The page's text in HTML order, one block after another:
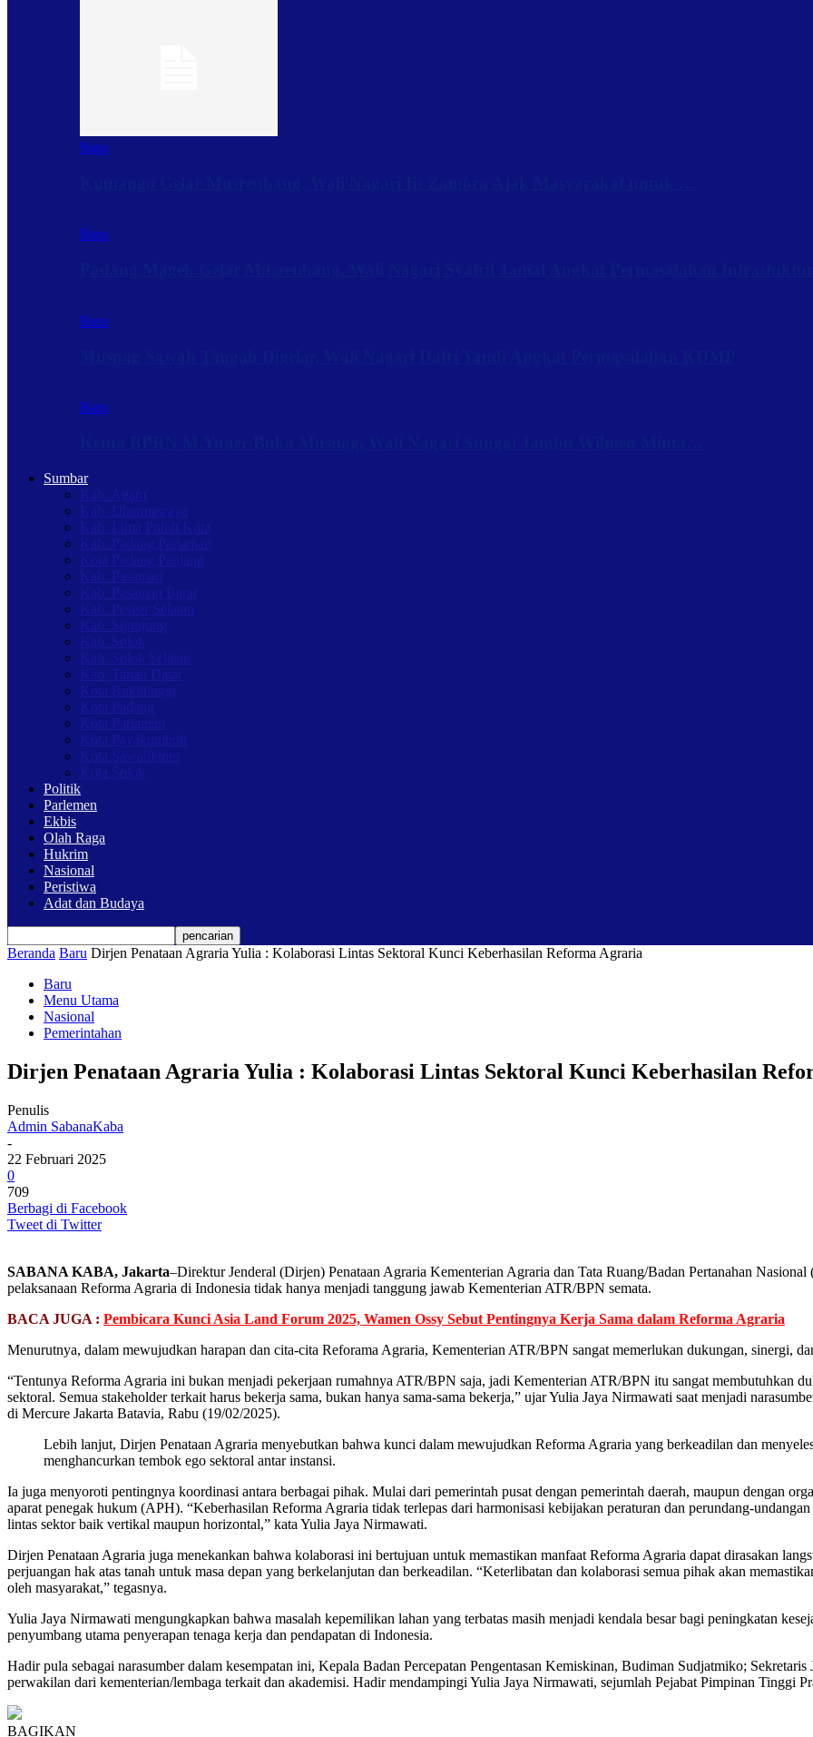
Baru
Baru
Baru
Baru
Sumbar
Kab. Agam
Kab. Dharmasraya
Kab. Lima Puluh Kota
Kab. Padang Pariaman
Kota Padang Panjang
Kab. Pasaman
Kab. Pasaman Barat
Kab. Pesisir Selatan
Kab. Sijunjung
Kab. Solok
Kab. Solok Selatan
Kab. Tanah Datar
Kota Bukittinggi
Kota Padang
Kota Pariaman
Kota Payakumbuh
Kota Sawahlunto
Kota Solok
Politik
Parlemen
Ekbis
Olah Raga
Hukrim
Nasional
Peristiwa
Adat dan Budaya
Beranda Baru Dirjen Penataan Agraria Yulia : Kolaborasi Lintas Sektoral Kunci Keberhasilan Reforma Agraria
Baru
Menu Utama
Nasional
Pemerintahan
Dirjen Penataan Agraria Yulia : Kolaborasi Lintas Sektoral Kunci Keberhasilan
Penulis
Admin SabanaKaba
-
22 Februari 2025
0
709
Berbagi di Facebook
Tweet di Twitter
SABANA KABA, Jakarta–Direktur Jenderal (Dirjen) Penataan Agraria Kementerian Agraria dan Tata Ruang/Badan Pertanahan
pelaksanaan Reforma Agraria di Indonesia tidak hanya menjadi tanggung jawab Kementerian ATR/BPN semata.
BACA JUGA : Pembicara Kunci Asia Land Forum 2025, Wamen Ossy Sebut Pentingnya Kerja Sama dalam Reforma Agraria
Menurutnya, dalam mewujudkan harapan dan cita-cita Reforama Agraria, Kementerian ATR/BPN sangat memerlukan dukungan, sinergi,
“Tentunya Reforma Agraria ini bukan menjadi pekerjaan rumahnya ATR/BPN saja, jadi Kementerian ATR/BPN itu sangat membutuhkan
sektoral. Semua stakeholder terkait harus bekerja sama, bukan hanya sama-sama bekerja,” ujar Yulia Jaya Nirmawati saat menjadi
di Mercure Jakarta Batavia, Rabu (19/02/2025).
Lebih lanjut, Dirjen Penataan Agraria menyebutkan bahwa kunci dalam mewujudkan Reforma Agraria yang berkeadilan dan
menghancurkan tembok ego sektoral antar instansi.
Ia juga menyoroti pentingnya koordinasi antara berbagai pihak. Mulai dari pemerintah pusat dengan pemerintah daerah, maupun dengan
aparat penegak hukum (APH). “Keberhasilan Reforma Agraria tidak terlepas dari harmonisasi kebijakan peraturan dan perundang-
lintas sektor baik vertikal maupun horizontal,” kata Yulia Jaya Nirmawati.
Dirjen Penataan Agraria juga menekankan bahwa kolaborasi ini bertujuan untuk memastikan manfaat Reforma Agraria dapat dirasakan
perjuangan hak atas tanah untuk masa depan yang berkelanjutan dan berkeadilan. “Keterlibatan dan kolaborasi semua pihak akan
oleh masyarakat,” tegasnya.
Yulia Jaya Nirmawati mengungkapkan bahwa masalah kepemilikan lahan yang terbatas masih menjadi kendala besar bagi peningkatan
penyumbang utama penyerapan tenaga kerja dan pendapatan di Indonesia.
Hadir pula sebagai narasumber dalam kesempatan ini, Kepala Badan Percepatan Pengentasan Kemiskinan, Budiman Sudjatmiko;
perwakilan dari kementerian/lembaga terkait dan akademisi. Hadir mendampingi Yulia Jaya Nirmawati, sejumlah Pejabat Pimpinan Tinggi
BAGIKAN